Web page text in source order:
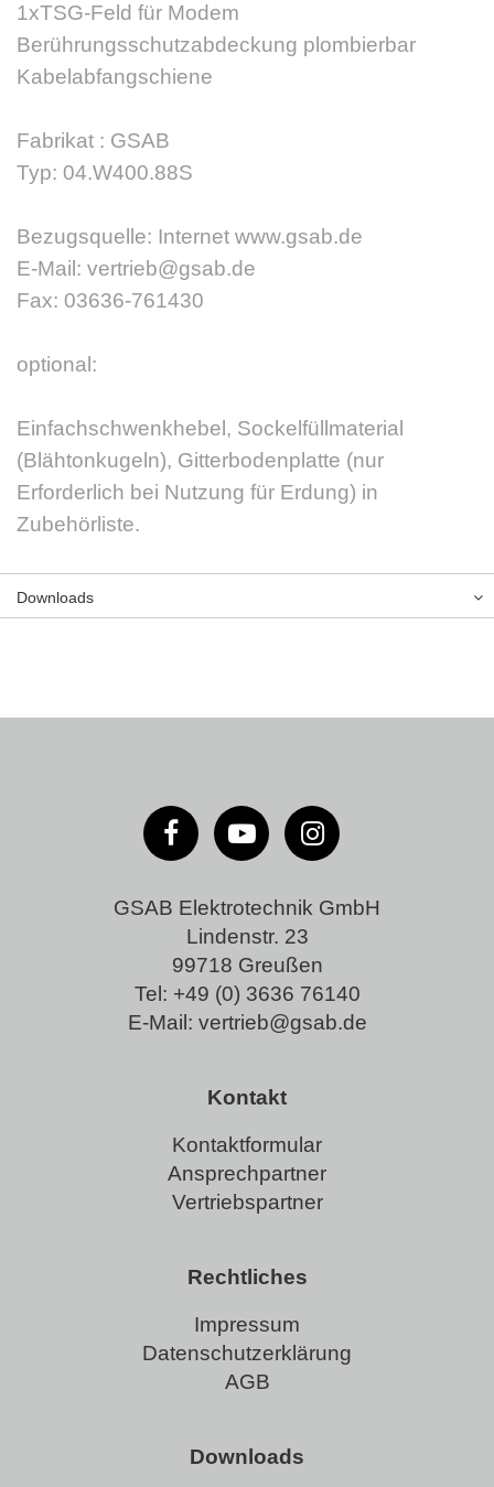
1xTSG-Feld für Modem
Berührungsschutzabdeckung plombierbar
Kabelabfangschiene
Fabrikat : GSAB
Typ: 04.W400.88S
Bezugsquelle: Internet www.gsab.de
E-Mail: vertrieb@gsab.de
Fax: 03636-761430
optional:
Einfachschwenkhebel, Sockelfüllmaterial
(Blähtonkugeln), Gitterbodenplatte (nur
Erforderlich bei Nutzung für Erdung) in
Zubehörliste.
Downloads
GSAB Elektrotechnik GmbH
Lindenstr. 23
99718 Greußen
Tel: +49 (0) 3636 76140
E-Mail: vertrieb@gsab.de
Kontakt
Kontaktformular
Ansprechpartner
Vertriebspartner
Downloads
Rechtliches
Impressum
Datenschutzerklärung
AGB